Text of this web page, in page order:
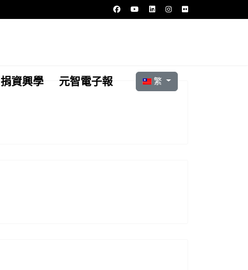
捐資興學 元智電子報 選擇你的語言
繁